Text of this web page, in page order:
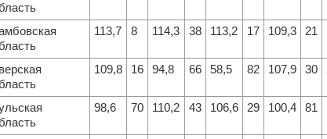
113,7 8 114,3 38 113,2 17 109,3 21
109,8 16 94,8 66 58,5 82 107,9 30
98,6 70 110,2 43 106,6 29 100,4 81